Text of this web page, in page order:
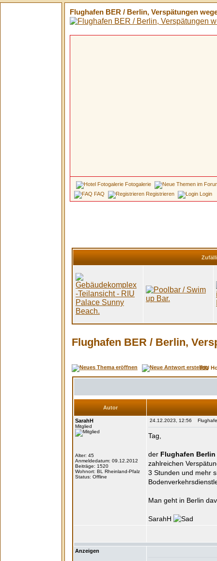
Flughafen BER / Berlin, Verspätungen
Fotogalerie
FAQ
Registrieren Login
Flughafen BER / Berlin,
RIU
Autor
SarahH
Mitglied
Alter: 45
Anmeldedatum: 09.12.2012
Beiträge: 1520
Wohnort: BL Rheinland-Pfalz
Status: Offline
24.12.2023, 12:56
Tag,
der Flughafen Berlin
zahlreichen
3 Stunden und mehr
Man geht in Berlin
SarahH
Anzeigen